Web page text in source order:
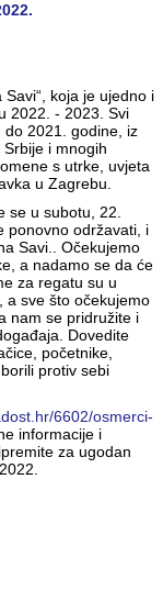
koja je ujedno i
2022. - 2023. Svi
2021. godine, iz
i mnogih
s utrke, uvjeta
u Zagrebu.
se u subotu, 22.
ponovno održavati, i
Savi.. Očekujemo
a nadamo se da će
za regatu su u
a sve što očekujemo
nam se pridružite i
Dovedite
početnike,
protiv sebi
6602/osmerci-
informacije i
za ugodan